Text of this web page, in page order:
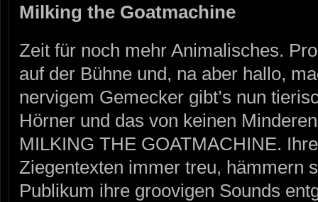
Milking the Goatmachine
Zeit für noch mehr Animalisches.
auf der Bühne und, na aber hallo,
nervigem Gemecker gibt’s nun
Hörner und das von keinen
MILKING THE GOATMACHINE.
Ziegentexten immer treu, hämmern
Publikum ihre groovigen Sounds